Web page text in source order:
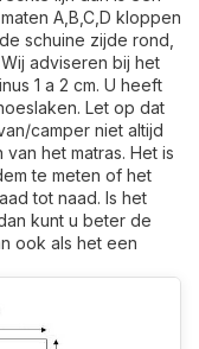
A,B,C,D kloppen
schuine zijde rond,
adviseren bij het
1 a 2 cm. U heeft
Let op dat
camper niet altijd
het matras. Het is
te meten of het
tot naad. Is het
kunt u beter de
ook als het een